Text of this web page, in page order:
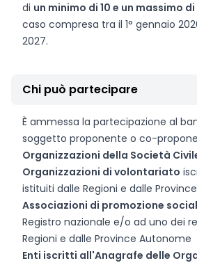
di un minimo di 10 e un massimo di
caso compresa tra il 1° gennaio
2027.
Chi può partecipare
È ammessa la partecipazione al
soggetto proponente o co-
Organizzazioni della Società
Organizzazioni di volontariato
istituiti dalle Regioni e dalle
Associazioni di promozione
Registro nazionale e/o ad uno dei
Regioni e dalle Province Autonome
Enti iscritti all'Anagrafe delle